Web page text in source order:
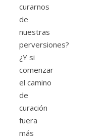
curarnos
de
nuestras
perversiones?
¿Y si
comenzar
el camino
de
curación
fuera
más